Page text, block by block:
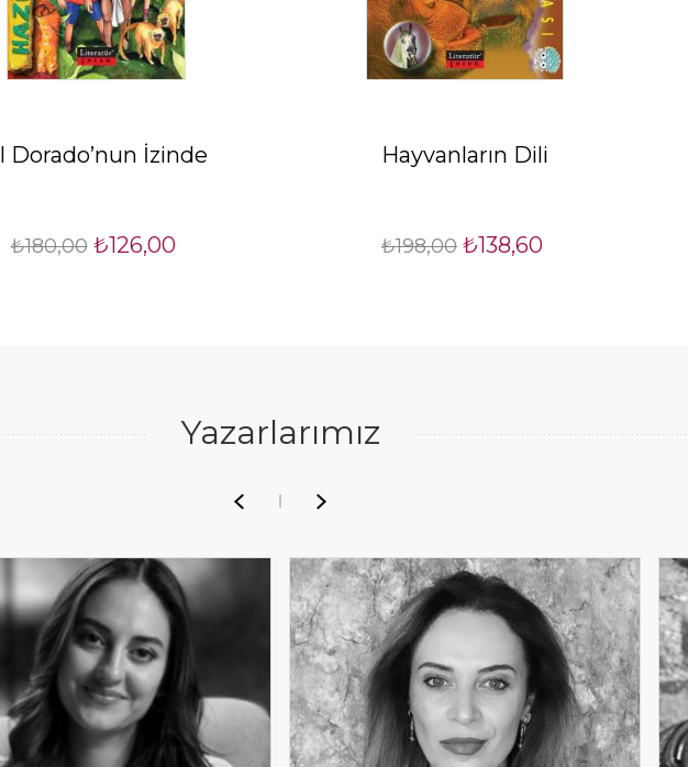
Dorado’nun İzinde
₺180,00 ₺126,00
Hayvanların Dili
₺198,00 ₺138,60
Yazarlarımız